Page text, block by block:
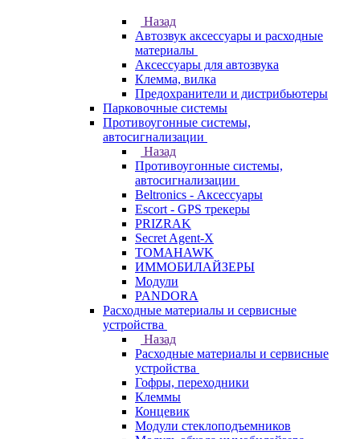
Назад
Автозвук аксессуары и расходные
материалы
Аксессуары для автозвука
Клемма, вилка
Предохранители и дистрибьютеры
Парковочные системы
Противоугонные системы,
автосигнализации
Назад
Противоугонные системы,
автосигнализации
Beltronics - Аксессуары
Escort - GPS трекеры
PRIZRAK
Secret Agent-X
TOMAHAWK
ИММОБИЛАЙЗЕРЫ
Модули
PANDORA
Расходные материалы и сервисные
устройства
Назад
Расходные материалы и сервисные
устройства
Гофры, переходники
Клеммы
Концевик
Модули стеклоподъемников